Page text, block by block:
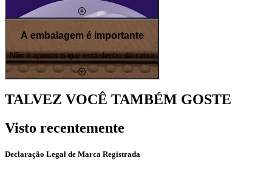
A embalagem é importante
Não é apenas o que está dentro da caixa
TALVEZ VOCÊ TAMBÉM GOSTE
Visto recentemente
Declaração Legal de Marca Registrada